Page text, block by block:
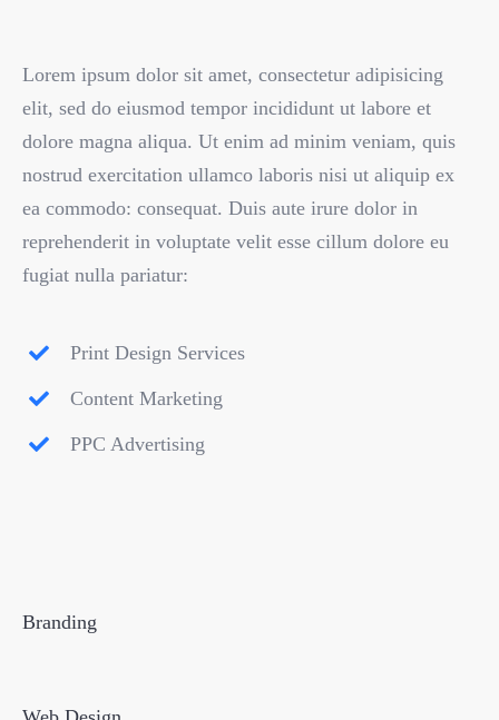
Lorem ipsum dolor sit amet, consectetur adipisicing
elit, sed do eiusmod tempor incididunt ut labore et
dolore magna aliqua. Ut enim ad minim veniam, quis
nostrud exercitation ullamco laboris nisi ut aliquip ex
ea commodo: consequat. Duis aute irure dolor in
reprehenderit in voluptate velit esse cillum dolore eu
fugiat nulla pariatur:
Print Design Services
Content Marketing
PPC Advertising
Branding